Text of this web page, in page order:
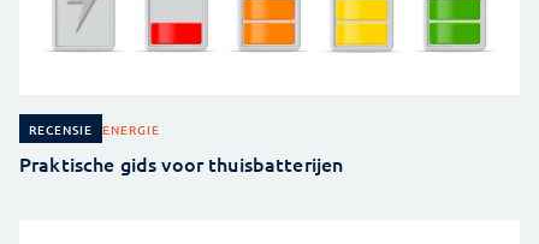
RECENSIE ENERGIE
Praktische gids voor thuisbatterijen